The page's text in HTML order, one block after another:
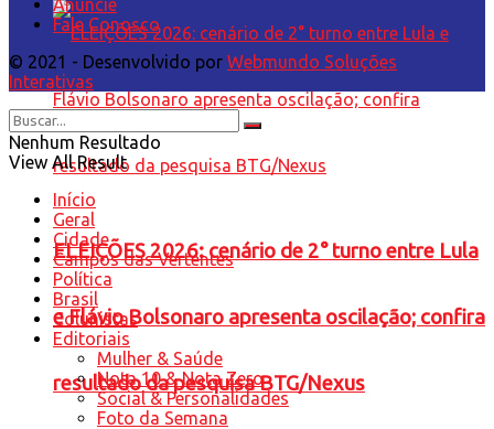
ELEIÇÕES 2026: cenário de 2° turno entre Lula
e Flávio Bolsonaro apresenta oscilação; confira
resultado da pesquisa BTG/Nexus
Anuncie
Fale Conosco
© 2021 - Desenvolvido por Webmundo Soluções
Interativas
Nenhum Resultado
View All Result
Início
Geral
Cidade
Campos das Vertentes
Política
Brasil
Colunistas
Editoriais
Mulher & Saúde
Nota 10 & Nota Zero
Social & Personalidades
Foto da Semana